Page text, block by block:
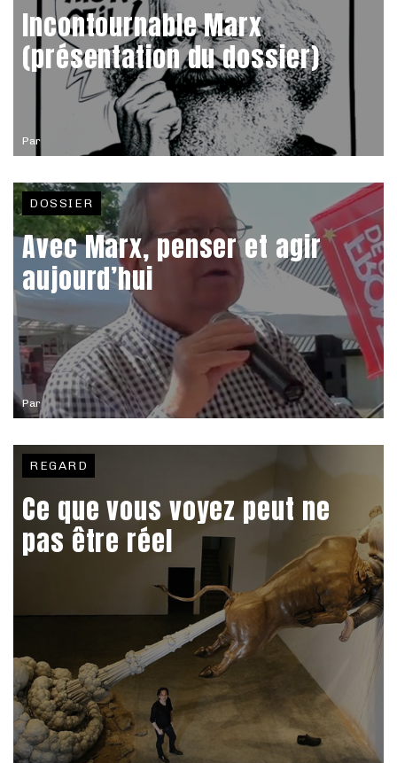
Par
Incontournable Marx
(présentation du dossier)
Par
DOSSIER
Avec Marx, penser et agir
aujourd’hui
REGARD
Ce que vous voyez peut ne
pas être réel